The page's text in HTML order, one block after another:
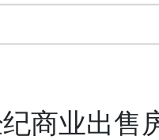
商业出售